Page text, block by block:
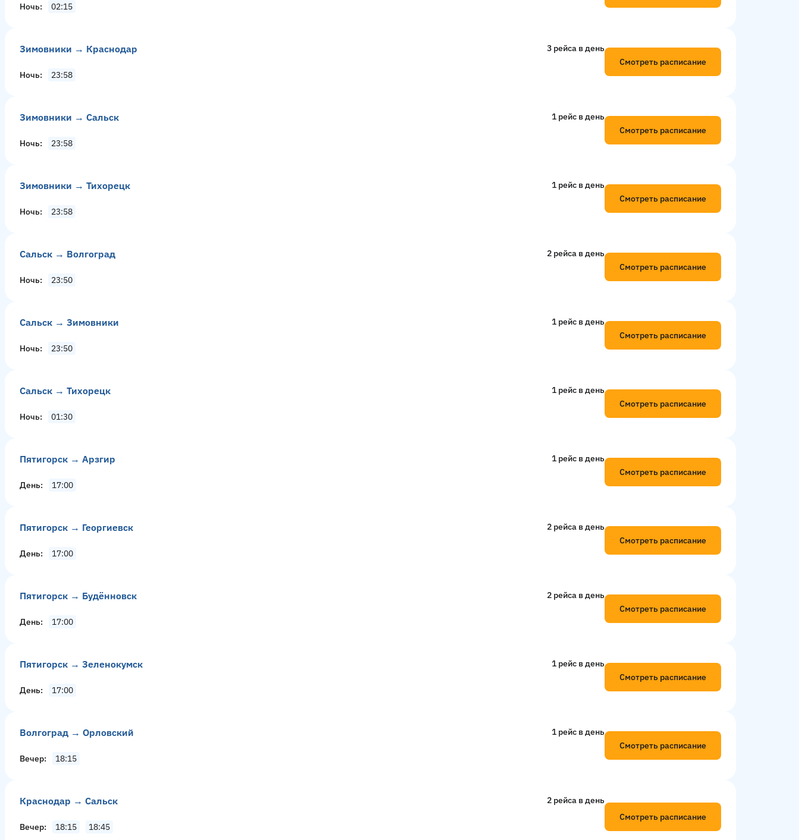
Ночь 02:15
Зимовники → Краснодар 3 рейсa в день
Ночь 23:58
Смотреть расписание
Зимовники → Сальск 1 рейс в день
Ночь 23:58
Смотреть расписание
Зимовники → Тихорецк 1 рейс в день
Ночь 23:58
Смотреть расписание
Сальск → Волгоград 2 рейсa в день
Ночь 23:50
Смотреть расписание
Сальск → Зимовники 1 рейс в день
Ночь 23:50
Смотреть расписание
Сальск → Тихорецк 1 рейс в день
Ночь 01:30
Смотреть расписание
Пятигорск → Арзгир 1 рейс в день
День 17:00
Смотреть расписание
Пятигорск → Георгиевск 2 рейсa в день
День 17:00
Смотреть расписание
Пятигорск → Будённовск 2 рейсa в день
День 17:00
Смотреть расписание
Пятигорск → Зеленокумск 1 рейс в день
День 17:00
Смотреть расписание
Волгоград → Орловский 1 рейс в день
Вечер 18:15
Смотреть расписание
Краснодар → Сальск 2 рейсa в день
Вечер 18:15 18:45
Смотреть расписание